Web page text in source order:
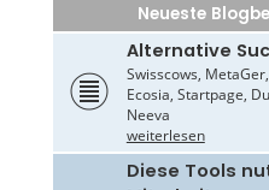
Neueste
Alternative
Swisscows,
Ecosia, Startpage,
Neeva
weiterlesen
Diese Tools